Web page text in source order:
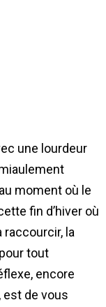
une lourdeur
moment où le
fin d’hiver où
la
tout
encore
est de vous